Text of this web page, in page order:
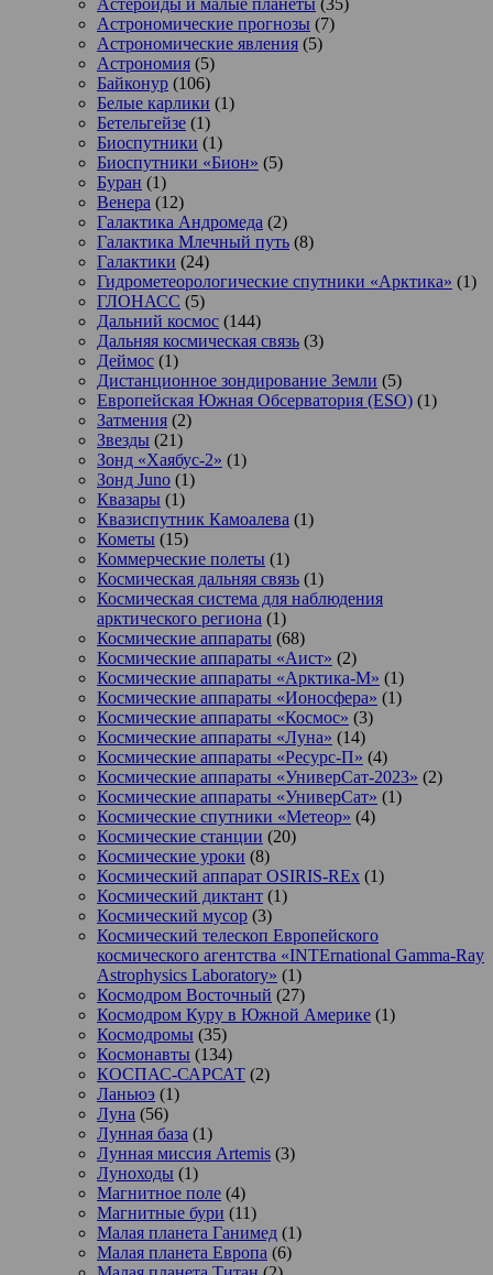
Астероиды и малые планеты (35)
Астрономические прогнозы (7)
Астрономические явления (5)
Астрономия (5)
Байконур (106)
Белые карлики (1)
Бетельгейзе (1)
Биоспутники (1)
Биоспутники «Бион» (5)
Буран (1)
Венера (12)
Галактика Андромеда (2)
Галактика Млечный путь (8)
Галактики (24)
Гидрометеорологические спутники «Арктика» (1)
ГЛОНАСС (5)
Дальний космос (144)
Дальняя космическая связь (3)
Деймос (1)
Дистанционное зондирование Земли (5)
Европейская Южная Обсерватория (ESO) (1)
Затмения (2)
Звезды (21)
Зонд «Хаябус-2» (1)
Зонд Juno (1)
Квазары (1)
Квазиспутник Камоалева (1)
Кометы (15)
Коммерческие полеты (1)
Космическая дальняя связь (1)
Космическая система для наблюдения
арктического региона (1)
Космические аппараты (68)
Космические аппараты «Аист» (2)
Космические аппараты «Арктика-М» (1)
Космические аппараты «Ионосфера» (1)
Космические аппараты «Космос» (3)
Космические аппараты «Луна» (14)
Космические аппараты «Ресурс-П» (4)
Космические аппараты «УниверСат-2023» (2)
Космические аппараты «УниверСат» (1)
Космические спутники «Метеор» (4)
Космические станции (20)
Космические уроки (8)
Космический аппарат OSIRIS-REx (1)
Космический диктант (1)
Космический мусор (3)
Космический телескоп Европейского
космического агентства «INTErnational Gamma-Ray
Astrophysics Laboratory» (1)
Космодром Восточный (27)
Космодром Куру в Южной Америке (1)
Космодромы (35)
Космонавты (134)
КОСПАС-САРСАТ (2)
Ланьюэ (1)
Луна (56)
Лунная база (1)
Лунная миссия Artemis (3)
Луноходы (1)
Магнитное поле (4)
Магнитные бури (11)
Малая планета Ганимед (1)
Малая планета Европа (6)